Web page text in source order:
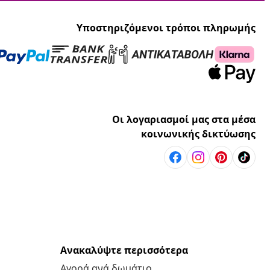
Υποστηριζόμενοι τρόποι πληρωμής
Οι λογαριασμοί μας στα μέσα
κοινωνικής δικτύωσης
Ανακαλύψτε περισσότερα